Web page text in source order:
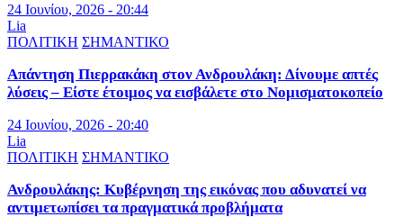
24 Ιουνίου, 2026 - 20:44
Lia
ΠΟΛΙΤΙΚΗ ΣΗΜΑΝΤΙΚΟ
Απάντηση Πιερρακάκη στον Ανδρουλάκη: Δίνουμε απτές
λύσεις – Είστε έτοιμος να εισβάλετε στο Νομισματοκοπείο
24 Ιουνίου, 2026 - 20:40
Lia
ΠΟΛΙΤΙΚΗ ΣΗΜΑΝΤΙΚΟ
Ανδρουλάκης: Κυβέρνηση της εικόνας που αδυνατεί να
αντιμετωπίσει τα πραγματικά προβλήματα